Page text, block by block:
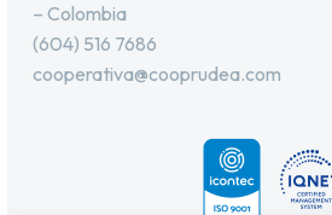
– Colombia
(604) 516 7686
cooperativa@cooprudea.com